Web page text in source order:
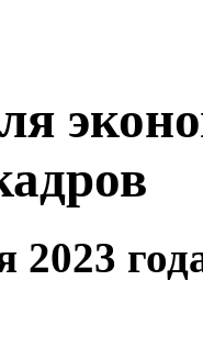
2023